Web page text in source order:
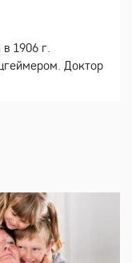
1906 г.
Доктор